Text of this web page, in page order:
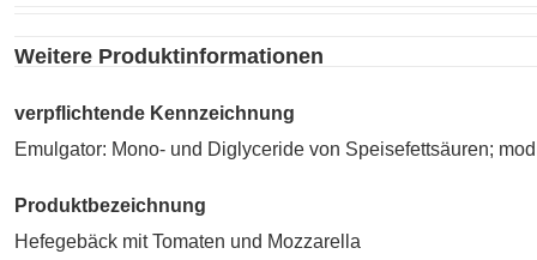
Weitere Produktinformationen
verpflichtende Kennzeichnung
Emulgator: Mono- und Diglyceride von Speisefettsäuren;
Produktbezeichnung
Hefegebäck mit Tomaten und Mozzarella